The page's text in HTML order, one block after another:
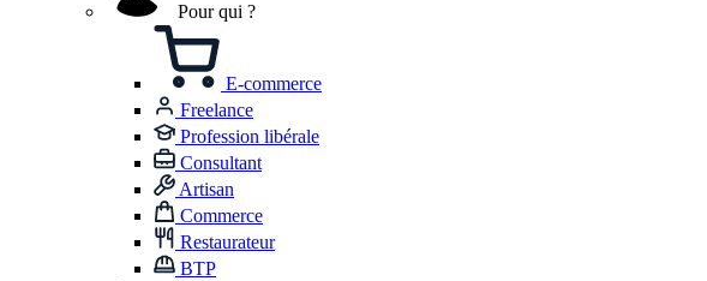
Pour qui ?
E-commerce
Freelance
Profession libérale
Consultant
Artisan
Commerce
Restaurateur
BTP